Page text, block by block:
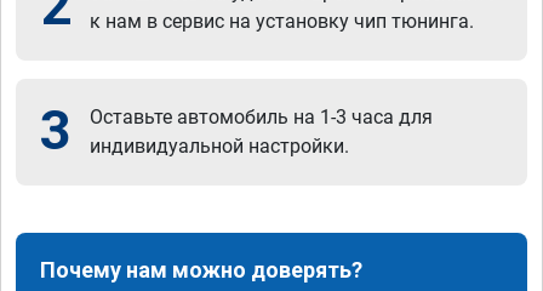
к нам в сервис на установку чип тюнинга.
3
Оставьте автомобиль на 1-3 часа для
индивидуальной настройки.
Почему нам можно доверять?